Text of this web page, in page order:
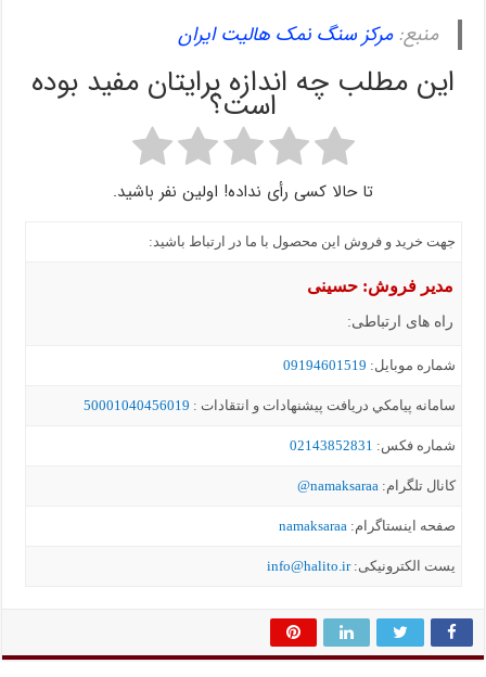
منبع:مرکز سنگ نمک هالیت ایران
این مطلب چه اندازه برایتان مفید بوده
است؟
تا حالا کسی رأی نداده! اولین نفر باشید.
جهت خرید و فروش این محصول با ما در ارتباط باشید:
مدیر فروش: حسینی
راه های ارتباطی:
شماره موبايل: 09194601519
سامانه پيامکي دریافت پیشنهادات و انتقادات : 50001040456019
شماره فکس: 02143852831
کانال تلگرام:namaksaraa@
صفحه اینستاگرام:namaksaraa
یست الکترونیکی:info@halito.ir